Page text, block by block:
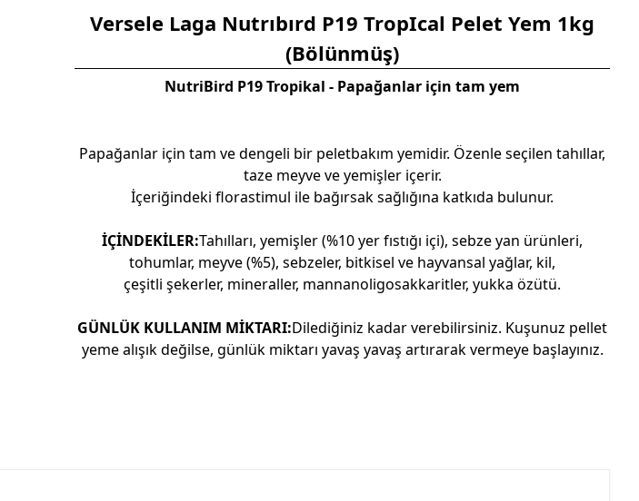
Versele Laga Nutrıbırd P19 TropIcal Pelet Yem 1kg
(Bölünmüş)
NutriBird P19 Tropikal - Papağanlar için tam yem
Papağanlar için tam ve dengeli bir peletbakım yemidir. Özenle seçilen tahıllar,
taze meyve ve yemişler içerir.
İçeriğindeki florastimul ile bağırsak sağlığına katkıda bulunur.
İÇİNDEKİLER:Tahılları, yemişler (%10 yer fıstığı içi), sebze yan ürünleri,
tohumlar, meyve (%5), sebzeler, bitkisel ve hayvansal yağlar, kil,
çeşitli şekerler, mineraller, mannanoligosakkaritler, yukka özütü.
GÜNLÜK KULLANIM MİKTARI:Dilediğiniz kadar verebilirsiniz. Kuşunuz pellet
yeme alışık değilse, günlük miktarı yavaş yavaş artırarak vermeye başlayınız.